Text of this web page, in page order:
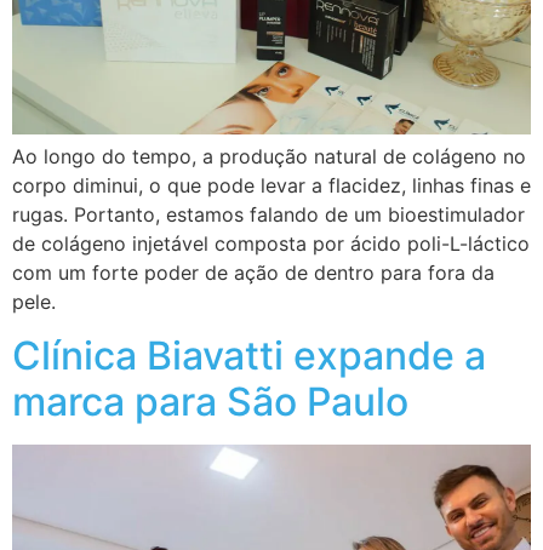
Ao longo do tempo, a produção natural de colágeno no
corpo diminui, o que pode levar a flacidez, linhas finas e
rugas. Portanto, estamos falando de um bioestimulador
de colágeno injetável composta por ácido poli-L-láctico
com um forte poder de ação de dentro para fora da
pele.
Clínica Biavatti expande a
marca para São Paulo